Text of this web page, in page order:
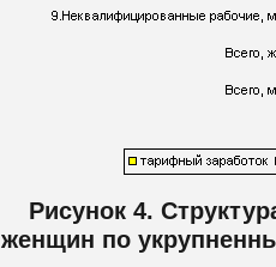
Рисунок 4.
женщин по